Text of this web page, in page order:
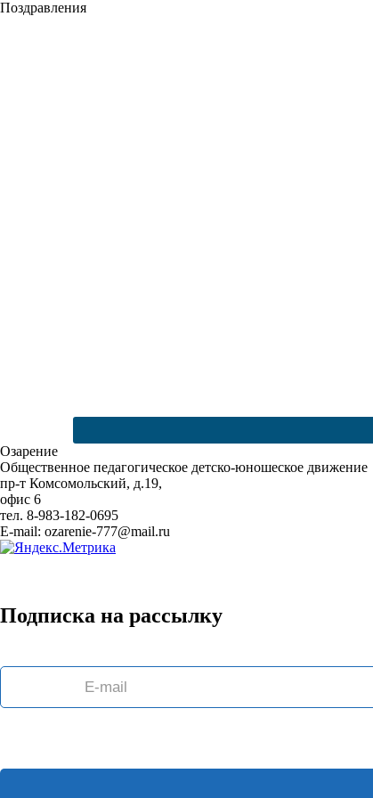
Поздравления
Озарение
Общественное педагогическое детско-юношеское движение
пр-т Комсомольский, д.19,
офис 6
тел. 8-983-182-0695
E-mail: ozarenie-777@mail.ru
Подписка на рассылку